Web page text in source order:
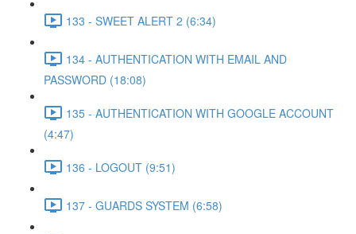
133 - SWEET ALERT 2 (6:34)
134 - AUTHENTICATION WITH EMAIL AND
PASSWORD (18:08)
135 - AUTHENTICATION WITH GOOGLE ACCOUNT
(4:47)
136 - LOGOUT (9:51)
137 - GUARDS SYSTEM (6:58)